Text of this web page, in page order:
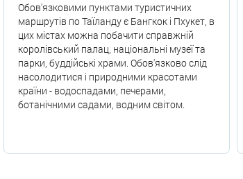
Обов'язковими пунктами туристичних
маршрутів по Таїланду є Бангкок і Пхукет, в
цих містах можна побачити справжній
королівський палац, національні музеї та
парки, буддійські храми. Обов'язково слід
насолодитися і природними красотами
країни - водоспадами, печерами,
ботанічними садами, водним світом.